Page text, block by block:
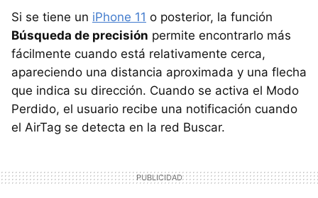
Si se tiene un iPhone 11 o posterior, la función
Búsqueda de precisión permite encontrarlo más
fácilmente cuando está relativamente cerca,
apareciendo una distancia aproximada y una flecha
que indica su dirección. Cuando se activa el Modo
Perdido, el usuario recibe una notificación cuando
el AirTag se detecta en la red Buscar.